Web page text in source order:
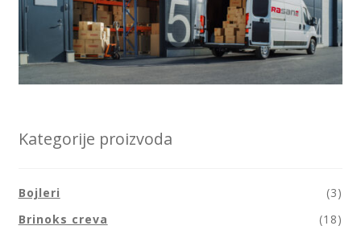
Kategorije proizvoda
Bojleri
(3)
Brinoks creva
(18)